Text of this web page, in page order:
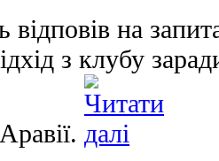
на
з клубу